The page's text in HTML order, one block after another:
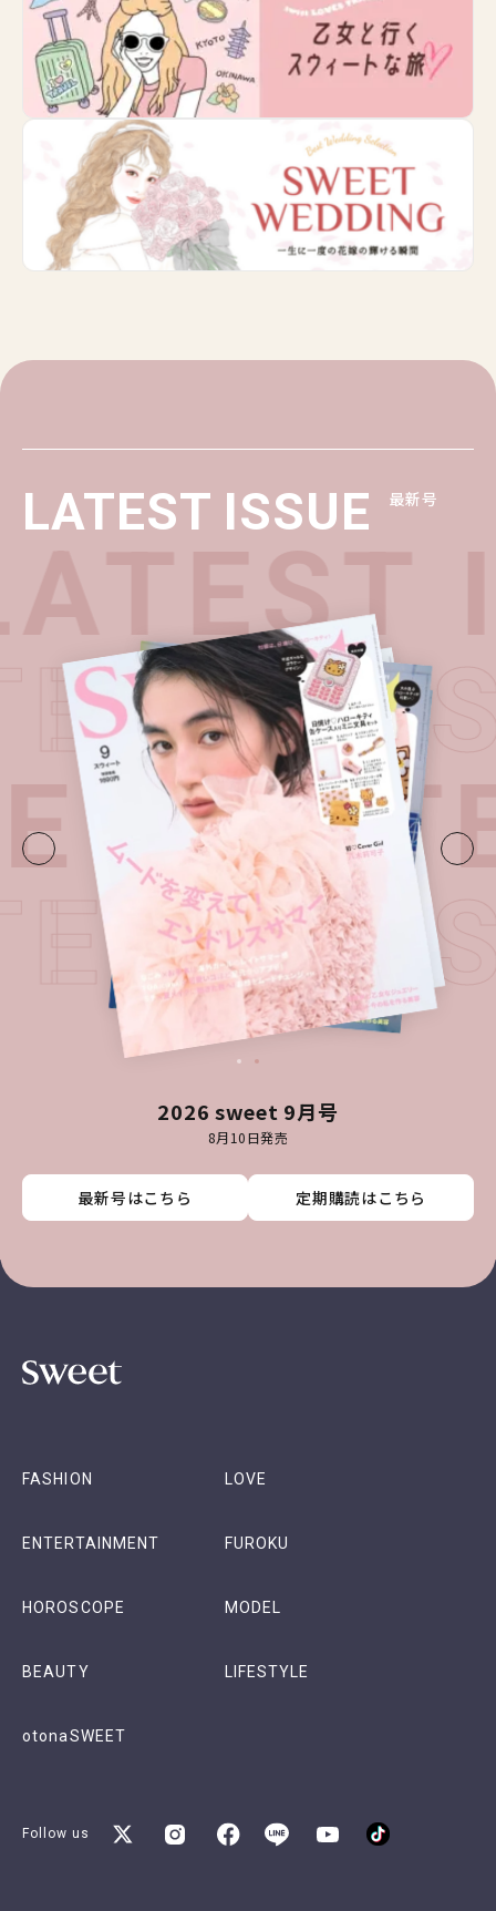
LATEST ISSUE 最新号
2026 sweet 9月号
8月10日発売
最新号はこちら 定期購読はこちら
最新号はこちら 定期購読はこちら
最新号はこちら 定期購読はこちら
最新号はこちら 定期購読はこちら
・
FASHION LOVE
ENTERTAINMENT FUROKU
HOROSCOPE MODEL
BEAUTY LIFESTYLE
otonaSWEET
Follow us